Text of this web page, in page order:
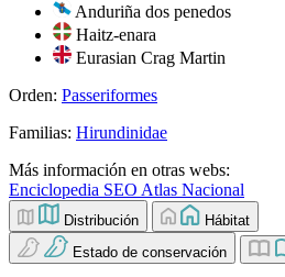
Anduriña dos penedos
Haitz-enara
Eurasian Crag Martin
Orden: Passeriformes
Familias: Hirundinidae
Más información en otras webs:
Enciclopedia SEO Atlas Nacional
Distribución
Hábitat
Estado de conservación